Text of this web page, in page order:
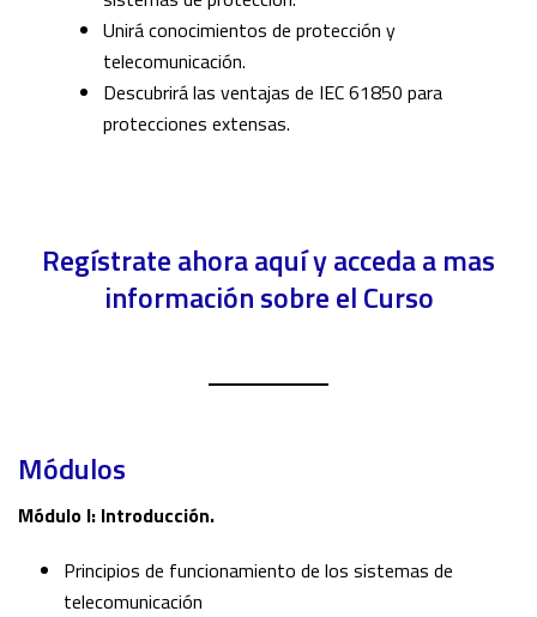
Unirá conocimientos de protección y
telecomunicación.
Descubrirá las ventajas de IEC 61850 para
protecciones extensas.
Regístrate ahora aquí y acceda a mas
información sobre el Curso
Módulos
Módulo I: Introducción.
Principios de funcionamiento de los sistemas de
telecomunicación